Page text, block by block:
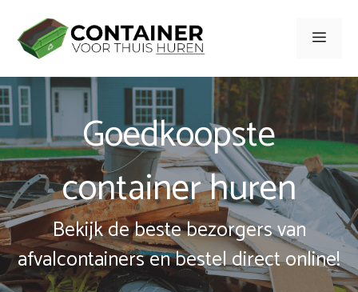
naar
inhoud
Menu
Goedkoopste
container huren
Bekijk de beste bezorgers van
afvalcontainers en bestel direct online!